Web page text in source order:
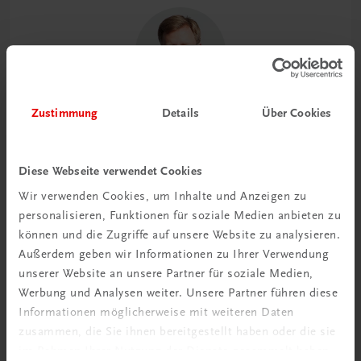
Zustimmung Details Über Cookies
Diese Webseite verwendet Cookies
Wir verwenden Cookies, um Inhalte und Anzeigen zu
personalisieren, Funktionen für soziale Medien anbieten zu
können und die Zugriffe auf unsere Website zu analysieren.
Außerdem geben wir Informationen zu Ihrer Verwendung
unserer Website an unsere Partner für soziale Medien,
Werbung und Analysen weiter. Unsere Partner führen diese
Informationen möglicherweise mit weiteren Daten
zusammen, die Sie ihnen bereitgestellt haben oder die sie
aber auch erfahrene und motivierte
Und das Ganze zeitgemäß und knackig auf den
Punkt gebracht.
Kay Fröhlich (GF Palais Events)
Das Besondere auf einen Blick